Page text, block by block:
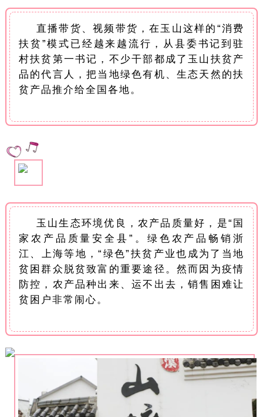
直播带货、视频带货，在玉山这样的“消费
扶贫”模式已经越来越流行，从县委书记到驻
村扶贫第一书记，不少干部都成了玉山扶贫产
品的代言人，把当地绿色有机、生态天然的扶
贫产品推介给全国各地。
玉山生态环境优良，农产品质量好，是“国
家农产品质量安全县”。绿色农产品畅销浙
江、上海等地，“绿色”扶贫产业也成为了当地
贫困群众脱贫致富的重要途径。然而因为疫情
防控，农产品种出来、运不出去，销售困难让
贫困户非常闹心。